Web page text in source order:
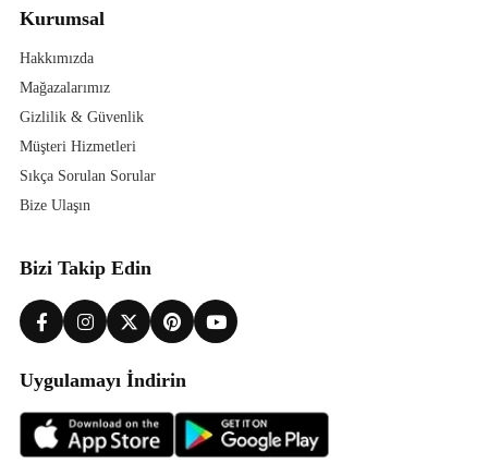
Kurumsal
Hakkımızda
Mağazalarımız
Gizlilik & Güvenlik
Müşteri Hizmetleri
Sıkça Sorulan Sorular
Bize Ulaşın
Bizi Takip Edin
Uygulamayı İndirin